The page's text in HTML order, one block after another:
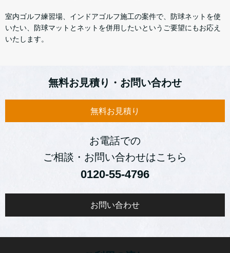
室内ゴルフ練習場、インドアゴルフ施工の案件で、防球ネットを使
いたい、防球マットとネットを併用したいというご要望にもお応え
いたします。
無料お見積り・お問い合わせ
無料お見積り
お電話での
ご相談・お問い合わせはこちら
0120‐55-4796
お問い合わせ